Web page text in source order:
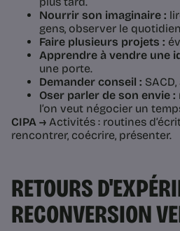
Nourrir son imaginaire :
gens, observer le
Faire plusieurs projets :
Apprendre à vendre une
une porte.
Demander conseil :
Oser parler de son envie :
l’on veut négocier un
CIPA → Activités : routines
rencontrer, coécrire, présenter.
RETOURS
RECONVERSION